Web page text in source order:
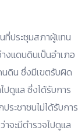
ที่ประชุมสภาผู้แทน
งแดนดินเป็นอำเภอ
ดิน ซึ่งมีเขตรับผิด
ดูแล ซึ่งได้รับการ
ระชาชนไม่ได้รับการ
จะมีตำรวจไปดูแล